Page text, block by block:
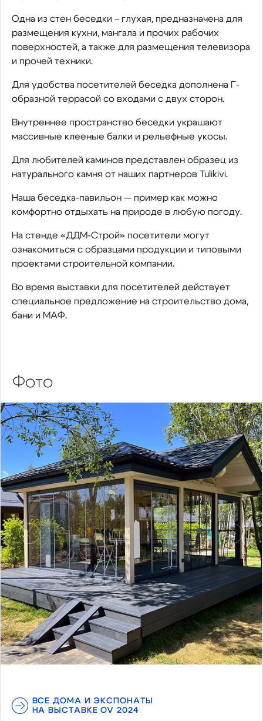
Одна из стен беседки – глухая, предназначена для
размещения кухни, мангала и прочих рабочих
поверхностей, а также для размещения телевизора
и прочей техники.
Для удобства посетителей беседка дополнена Г-
образной террасой со входами с двух сторон.
Внутреннее пространство беседки украшают
массивные клееные балки и рельефные укосы.
Для любителей каминов представлен образец из
натурального камня от наших партнеров Tulikivi.
Наша беседка-павильон — пример как можно
комфортно отдыхать на природе в любую погоду.
На стенде «ДДМ-Строй» посетители могут
ознакомиться с образцами продукции и типовыми
проектами строительной компании.
Во время выставки для посетителей действует
специальное предложение на строительство дома,
бани и МАФ.
Фото
Предыдущий
ВСЕ ДОМА И ЭКСПОНАТЫ
НА ВЫСТАВКЕ OV 2024